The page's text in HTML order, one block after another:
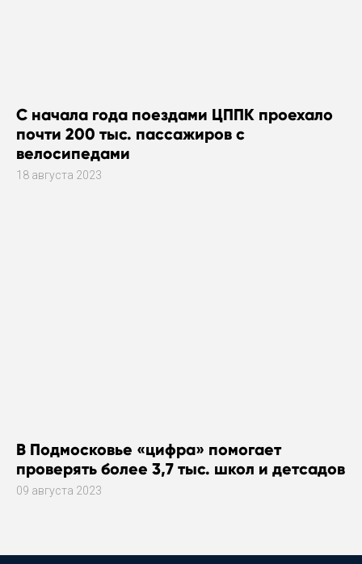
С начала года поездами ЦППК проехало
почти 200 тыс. пассажиров с
велосипедами
18 августа 2023
В Подмосковье «цифра» помогает
проверять более 3,7 тыс. школ и детсадов
09 августа 2023